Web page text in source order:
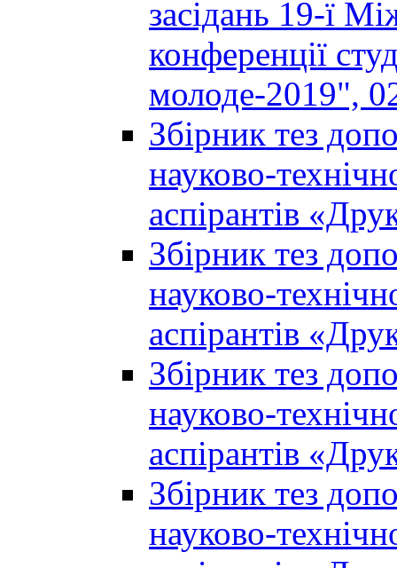
засідань 19-ї
конференції
молоде-2019",
Збірник тез
науково-
аспірантів
Збірник тез
науково-
аспірантів
Збірник тез
науково-
аспірантів
Збірник тез
науково-